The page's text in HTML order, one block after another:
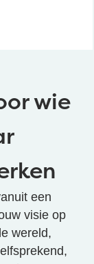
wie
een
visie op
wereld,